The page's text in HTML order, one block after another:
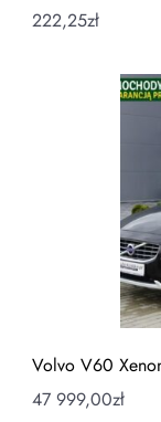
222,25zł
Volvo V60
47 999,00zł